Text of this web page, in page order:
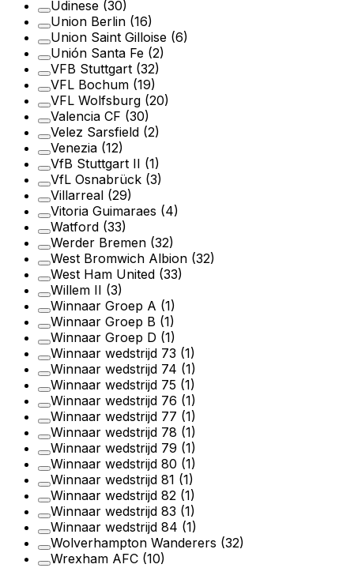
Udinese (30)
Union Berlin (16)
Union Saint Gilloise (6)
Unión Santa Fe (2)
VFB Stuttgart (32)
VFL Bochum (19)
VFL Wolfsburg (20)
Valencia CF (30)
Velez Sarsfield (2)
Venezia (12)
VfB Stuttgart II (1)
VfL Osnabrück (3)
Villarreal (29)
Vitoria Guimaraes (4)
Watford (33)
Werder Bremen (32)
West Bromwich Albion (32)
West Ham United (33)
Willem II (3)
Winnaar Groep A (1)
Winnaar Groep B (1)
Winnaar Groep D (1)
Winnaar wedstrijd 73 (1)
Winnaar wedstrijd 74 (1)
Winnaar wedstrijd 75 (1)
Winnaar wedstrijd 76 (1)
Winnaar wedstrijd 77 (1)
Winnaar wedstrijd 78 (1)
Winnaar wedstrijd 79 (1)
Winnaar wedstrijd 80 (1)
Winnaar wedstrijd 81 (1)
Winnaar wedstrijd 82 (1)
Winnaar wedstrijd 83 (1)
Winnaar wedstrijd 84 (1)
Wolverhampton Wanderers (32)
Wrexham AFC (10)